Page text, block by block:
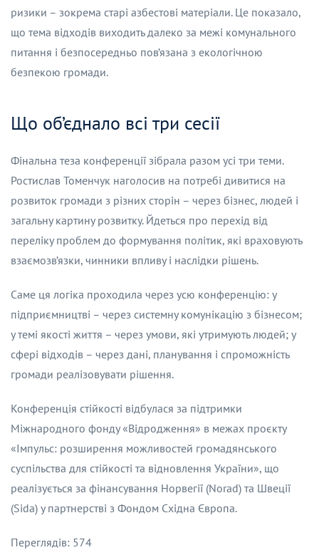
ризики – зокрема старі азбестові матеріали. Це показало,
що тема відходів виходить далеко за межі комунального
питання і безпосередньо пов’язана з екологічною
безпекою громади.
Що об’єднало всі три сесії
Фінальна теза конференції зібрала разом усі три теми.
Ростислав Томенчук наголосив на потребі дивитися на
розвиток громади з різних сторін – через бізнес, людей і
загальну картину розвитку. Йдеться про перехід від
переліку проблем до формування політик, які враховують
взаємозв’язки, чинники впливу і наслідки рішень.
Саме ця логіка проходила через усю конференцію: у
підприємництві – через системну комунікацію з бізнесом;
у темі якості життя – через умови, які утримують людей; у
сфері відходів – через дані, планування і спроможність
громади реалізовувати рішення.
Конференція стійкості відбулася за підтримки
Міжнародного фонду «Відродження» в межах проєкту
«Імпульс: розширення можливостей громадянського
суспільства для стійкості та відновлення України», що
реалізується за фінансування Норвегії (Norad) та Швеції
(Sida) у партнерстві з Фондом Східна Європа.
Переглядів: 574